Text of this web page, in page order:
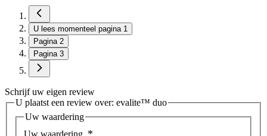
U lees momenteel pagina 1
Pagina 2
Pagina 3
Schrijf uw eigen review
U plaatst een review over: evalite™ duo
Uw waardering